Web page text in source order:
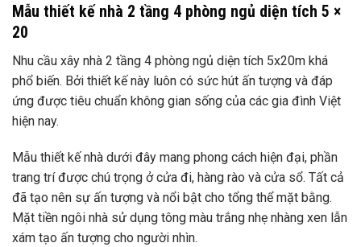
Mẫu thiết kế nhà 2 tầng 4 phòng ngủ diện tích 5 ×
20
Nhu cầu xây nhà 2 tầng 4 phòng ngủ diện tích 5x20m khá
phổ biến. Bởi thiết kế này luôn có sức hút ấn tượng và đáp
ứng được tiêu chuẩn không gian sống của các gia đình Việt
hiện nay.
Mẫu thiết kế nhà dưới đây mang phong cách hiện đại, phần
trang trí được chú trọng ở cửa đi, hàng rào và cửa sổ. Tất cả
đã tạo nên sự ấn tượng và nổi bật cho tổng thể mặt bằng.
Mặt tiền ngôi nhà sử dụng tông màu trắng nhẹ nhàng xen lẫn
xám tạo ấn tượng cho người nhìn.